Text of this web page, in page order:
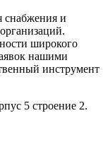
снабжения и
широкого
нашими
инструмент
5 строение 2.